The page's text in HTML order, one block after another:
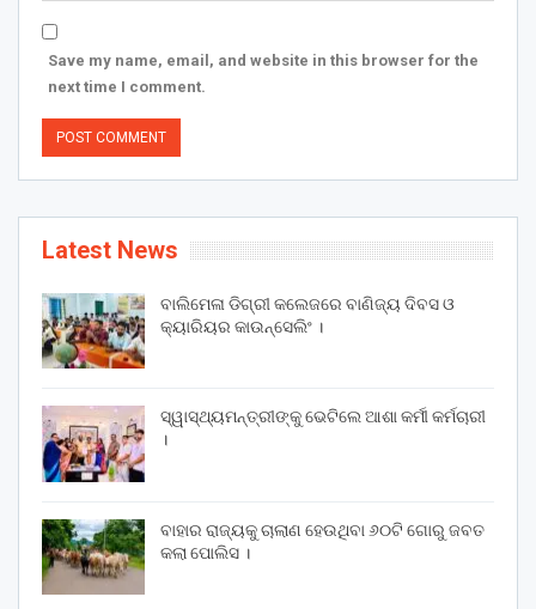
Save my name, email, and website in this browser for the
next time I comment.
Latest News
ବାଲିମେଳା ଡିଗ୍ରୀ କଲେଜରେ ବାଣିଜ୍ୟ ଦିବସ ଓ
କ୍ୟାରିୟର କାଉନ୍ସେଲିଂ ।
ସ୍ୱାସ୍ଥ୍ୟମନ୍ତ୍ରୀଙ୍କୁ ଭେଟିଲେ ଆଶା କର୍ମୀ କର୍ମଚାରୀ
।
ବାହାର ରାଜ୍ୟକୁ ଚାଲାଣ ହେଉଥିବା ୬୦ଟି ଗୋରୁ ଜବତ
କଲା ପୋଲିସ ।